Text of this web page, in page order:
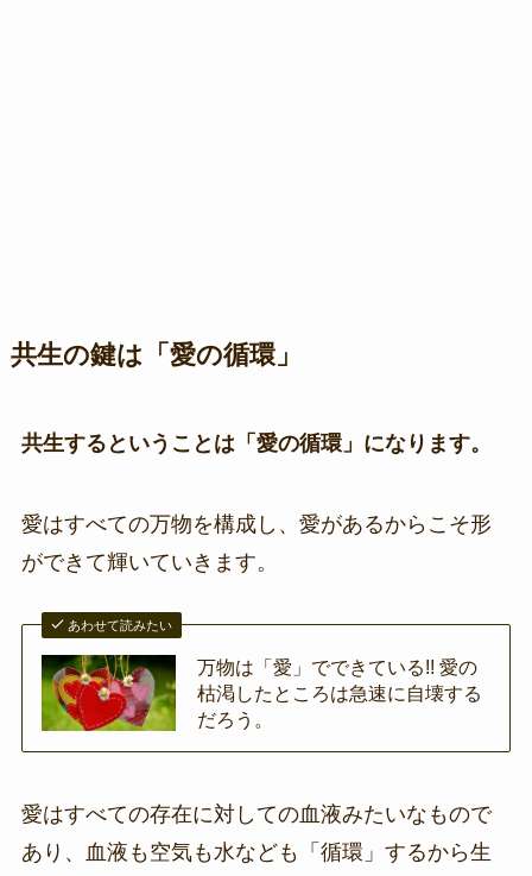
共生の鍵は「愛の循環」
共生するということは「愛の循環」になります。
愛はすべての万物を構成し、愛があるからこそ形
ができて輝いていきます。
あわせて読みたい
万物は「愛」でできている!! 愛の
枯渇したところは急速に自壊する
だろう。
愛はすべての存在に対しての血液みたいなもので
あり、血液も空気も水なども「循環」するから生